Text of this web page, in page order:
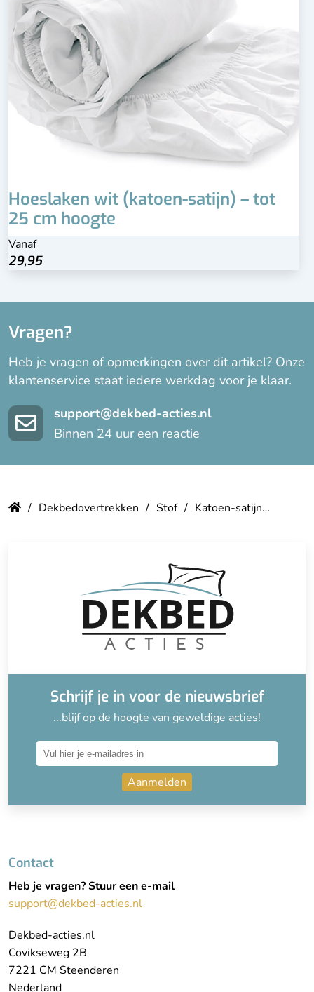
Hoeslaken wit (katoen-satijn) – tot
25 cm hoogte
Vanaf
29,95
Vragen?
Heb je vragen of opmerkingen over dit artikel? Onze
klantenservice staat iedere werkdag voor je klaar.
support@dekbed-acties.nl
Binnen 24 uur een reactie
Dekbedovertrekken Stof Katoen-satijn
Schrijf je in voor de nieuwsbrief
...blijf op de hoogte van geweldige acties!
Aanmelden
Contact
Heb je vragen? Stuur een e-mail
support@dekbed-acties.nl
Dekbed-acties.nl
Covikseweg 2B
7221 CM Steenderen
Nederland